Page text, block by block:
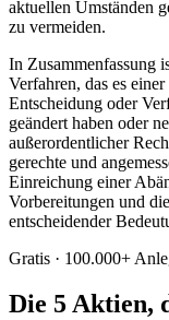
aktuellen Umständen
zu vermeiden.
In Zusammenfassung
Verfahren, das es
Entscheidung oder
geändert haben oder
außerordentlicher
gerechte und
Einreichung einer
Vorbereitungen und
entscheidender
Gratis · 100.000+
Die 5 Aktien,